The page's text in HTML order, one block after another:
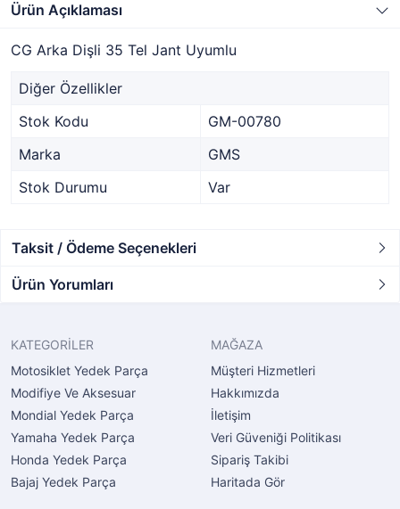
Ürün Açıklaması
CG Arka Dişli 35 Tel Jant Uyumlu
Diğer Özellikler
Stok Kodu
GM-00780
Marka
GMS
Stok Durumu
Var
Taksit / Ödeme Seçenekleri
Ürün Yorumları
KATEGORİLER
Motosiklet Yedek Parça
Modifiye Ve Aksesuar
Mondial Yedek Parça
Yamaha Yedek Parça
Honda Yedek Parça
Bajaj Yedek Parça
MAĞAZA
Müşteri Hizmetleri
Hakkımızda
İletişim
Veri Güveniği Politikası
Sipariş Takibi
Haritada Gör